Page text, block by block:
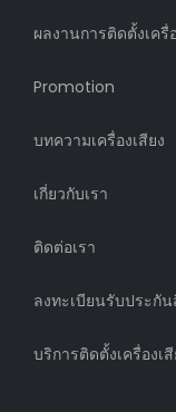
ผลงานการติดตั้งเครื่
Promotion
บทความเครื่องเสียง
เกี่ยวกับเรา
ติดต่อเรา
ลงทะเบียนรับประกั
บริการติดตั้งเครื่องเสี